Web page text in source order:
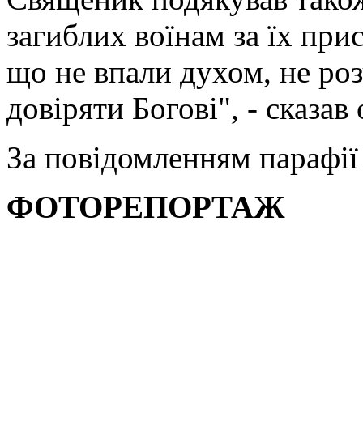
загиблих воїнам за їх
що не впали духом, не
довіряти Богові", -
За повідомленням
ФОТОРЕПОРТАЖ